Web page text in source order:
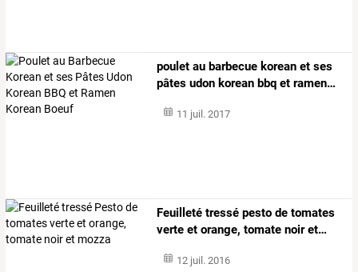
poulet au barbecue korean et ses
pâtes udon korean bbq et ramen…
11 juil. 2017
Feuilleté tressé pesto de tomates
verte et orange, tomate noiret…
12 juil. 2016